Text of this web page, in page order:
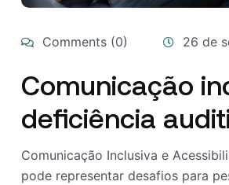
Comments (0) 26 de
Comunicação
deficiência
Comunicação Inclusiva e
pode representar desafios para